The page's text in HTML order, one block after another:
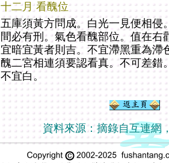
十二月 看醜位
五庫須黃方問成。白光一見便相侵
間必有刑。氣色看醜部位。值在右
宜暗宜黃者則吉。不宜滯黑重為滯
醜二宮相連須要認看真。不可差錯
不宜白。
資料來源：摘錄自互連網